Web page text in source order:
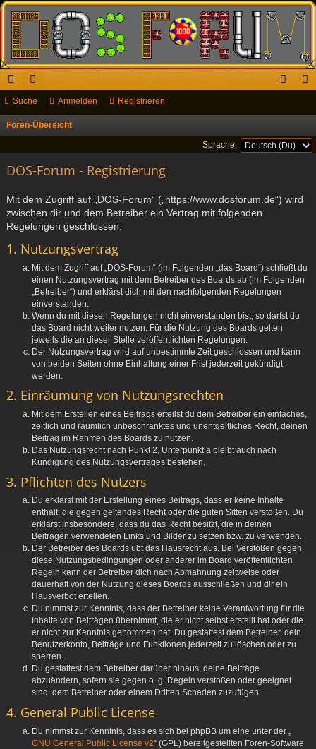
ch
ne
ug
or
en
el rie
Suche Anmelden Registrieren
Foren-Übersicht
u
Sprache:
DOS-Forum - Registrierung
Mit dem Zugriff auf „DOS-Forum“ („https://www.dosforum.de“) wird
zwischen dir und dem Betreiber ein Vertrag mit folgenden
Regelungen geschlossen:
1. Nutzungsvertrag
Mit dem Zugriff auf „DOS-Forum“ (im Folgenden „das Board“) schließt du
einen Nutzungsvertrag mit dem Betreiber des Boards ab (im Folgenden
„Betreiber“) und erklärst dich mit den nachfolgenden Regelungen
einverstanden.
Wenn du mit diesen Regelungen nicht einverstanden bist, so darfst du
das Board nicht weiter nutzen. Für die Nutzung des Boards gelten
jeweils die an dieser Stelle veröffentlichten Regelungen.
Der Nutzungsvertrag wird auf unbestimmte Zeit geschlossen und kann
von beiden Seiten ohne Einhaltung einer Frist jederzeit gekündigt
werden.
2. Einräumung von Nutzungsrechten
Mit dem Erstellen eines Beitrags erteilst du dem Betreiber ein einfaches,
zeitlich und räumlich unbeschränktes und unentgeltliches Recht, deinen
Beitrag im Rahmen des Boards zu nutzen.
Das Nutzungsrecht nach Punkt 2, Unterpunkt a bleibt auch nach
Kündigung des Nutzungsvertrages bestehen.
3. Pflichten des Nutzers
Du erklärst mit der Erstellung eines Beitrags, dass er keine Inhalte
enthält, die gegen geltendes Recht oder die guten Sitten verstoßen. Du
erklärst insbesondere, dass du das Recht besitzt, die in deinen
Beiträgen verwendeten Links und Bilder zu setzen bzw. zu verwenden.
Der Betreiber des Boards übt das Hausrecht aus. Bei Verstößen gegen
diese Nutzungsbedingungen oder anderer im Board veröffentlichten
Regeln kann der Betreiber dich nach Abmahnung zeitweise oder
dauerhaft von der Nutzung dieses Boards ausschließen und dir ein
Hausverbot erteilen.
Du nimmst zur Kenntnis, dass der Betreiber keine Verantwortung für die
Inhalte von Beiträgen übernimmt, die er nicht selbst erstellt hat oder die
er nicht zur Kenntnis genommen hat. Du gestattest dem Betreiber, dein
Benutzerkonto, Beiträge und Funktionen jederzeit zu löschen oder zu
sperren.
Du gestattest dem Betreiber darüber hinaus, deine Beiträge
abzuändern, sofern sie gegen o. g. Regeln verstoßen oder geeignet
sind, dem Betreiber oder einem Dritten Schaden zuzufügen.
4. General Public License
Du nimmst zur Kenntnis, dass es sich bei phpBB um eine unter der „
GNU General Public License v2“ (GPL) bereitgestellten Foren-Software